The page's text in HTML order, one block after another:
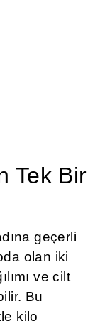
Tek Bir
geçerli
olan iki
ve cilt
Bu
kilo